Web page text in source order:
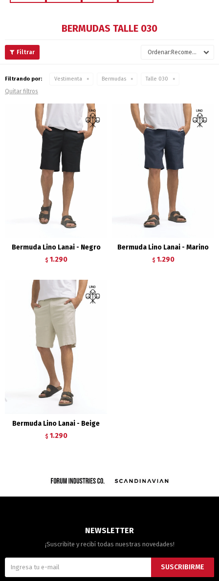
BERMUDAS TALLE 030
Recomendados
Filtrando por: Vestimenta Bermudas Talle 030
Quitar filtros
Bermuda Lino Lanai - Negro
$ 1.290
Bermuda Lino Lanai - Marino
$ 1.290
Bermuda Lino Lanai - Beige
$ 1.290
NEWSLETTER
¡Suscribite y recibí todas nuestras novedades!
SUSCRIBIRME